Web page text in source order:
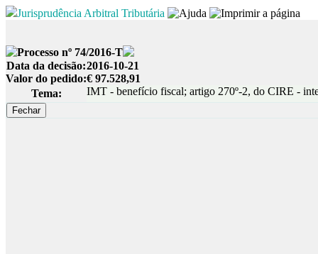
Jurisprudência Arbitral Tributária
Processo nº 74/2016-T
Data da decisão:2016-10-21
Valor do pedido:€ 97.528,91
Tema:
IMT - benefício fiscal; artigo 270º-2, do CIRE -